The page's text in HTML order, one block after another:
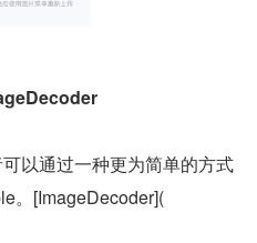
以通过一种更为简单的方式
。[ImageDecoder](